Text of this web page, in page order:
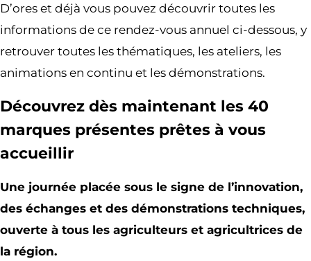
D’ores et déjà vous pouvez découvrir toutes les
informations de ce rendez-vous annuel ci-dessous, y
retrouver toutes les thématiques, les ateliers, les
animations en continu et les démonstrations.
Découvrez dès maintenant les 40
marques présentes prêtes à vous
accueillir
Une journée placée sous le signe de l’innovation,
des échanges et des démonstrations techniques,
ouverte à tous les agriculteurs et agricultrices de
la région.